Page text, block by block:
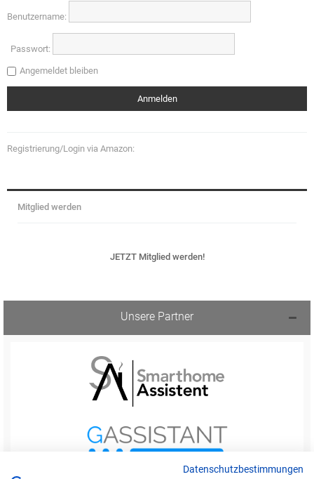
Benutzername:
Passwort:
Angemeldet bleiben
Registrierung/Login via Amazon:
Mitglied werden
JETZT Mitglied werden!
Unsere Partner
Datenschutzbestimmungen